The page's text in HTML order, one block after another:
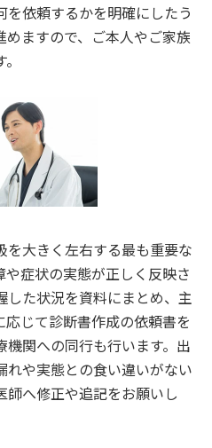
を依頼するかを明確にしたう
ますので、ご本人やご家族
を大きく左右する最も重要な
症状の実態が正しく反映さ
た状況を資料にまとめ、主
じて診断書作成の依頼書を
関への同行も行います。出
や実態との食い違いがない
へ修正や追記をお願いし